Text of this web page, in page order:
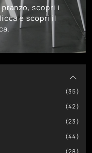
35
42
23
44
28
scopri i
e scopri il